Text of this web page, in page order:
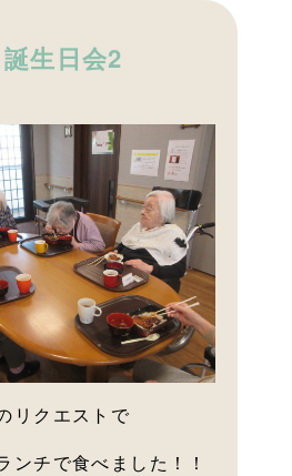
生日会2
リクエストで
ンチで食べました！！